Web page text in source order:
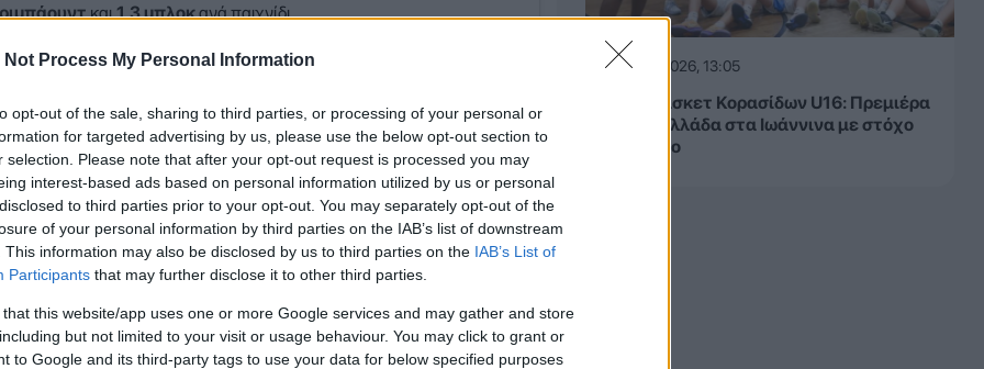
Not Process My Personal Information
opt-out of the sale, sharing to third parties, or processing of your personal or
for targeted advertising by us, please use the below opt-out section to
selection. Please note that after your opt-out request is processed you may
interest-based ads based on personal information utilized by us or personal
to third parties prior to your opt-out. You may separately opt-out of the
of your personal information by third parties on the IAB’s list of downstream
This information may also be disclosed by us to third parties on the IAB’s List of
Participants that may further disclose it to other third parties.
that this website/app uses one or more Google services and may gather and store
but not limited to your visit or usage behaviour. You may click to grant or
to Google and its third-party tags to use your data for below specified purposes
και1,3 μπλοκανά παιχνίδι.
, που κέρδισε την εμπιστοσύνη του τεχνικού επιτελείου.
Σαράνια, οι «Κέλτες» ήρθαν σε οριστική συμφωνία με τον
06.08.2026, 13:05
Ευρωμπάσκετ Κορασίδων U16: Πρεμιέρα
για την Ελλάδα στα Ιωάννινα με στόχο
την άνοδο